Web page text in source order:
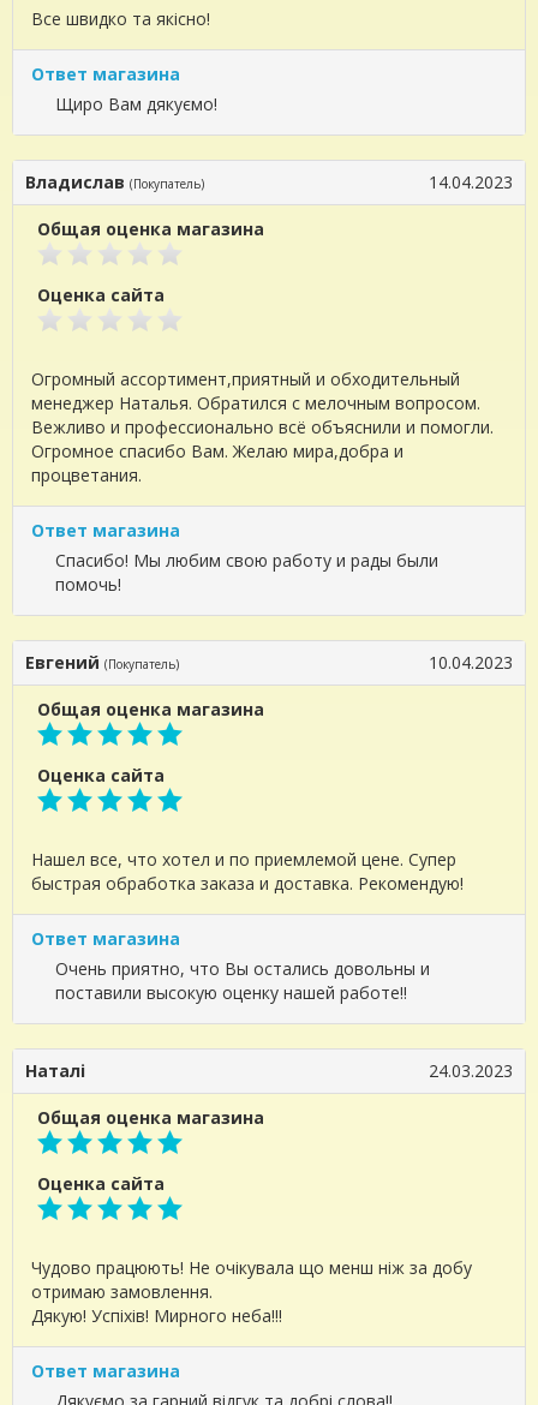
Все швидко та якісно!
Ответ магазина
Щиро Вам дякуємо!
Владислав (Покупатель) 14.04.2023
Общая оценка магазина
Оценка сайта
Огромный ассортимент,приятный и обходительный
менеджер Наталья. Обратился с мелочным вопросом.
Вежливо и профессионально всё объяснили и помогли.
Огромное спасибо Вам. Желаю мира,добра и
процветания.
Ответ магазина
Спасибо! Мы любим свою работу и рады были
помочь!
Евгений (Покупатель) 10.04.2023
Общая оценка магазина
Оценка сайта
Нашел все, что хотел и по приемлемой цене. Супер
быстрая обработка заказа и доставка. Рекомендую!
Ответ магазина
Очень приятно, что Вы остались довольны и
поставили высокую оценку нашей работе!!
Наталі 24.03.2023
Общая оценка магазина
Оценка сайта
Чудово працюють! Не очікувала що менш ніж за добу
отримаю замовлення.
Дякую! Успіхів! Мирного неба!!!
Ответ магазина